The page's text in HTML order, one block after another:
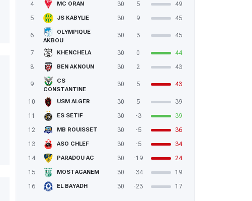
4
MC ORAN 30 5
49
5
JS KABYLIE 30 9 45
6
OLYMPIQUE
AKBOU
30 3 45
7 KHENCHELA 30 0
44
8
BEN AKNOUN 30 2 43
9
CS
CONSTANTINE
30 5 43
10 USM ALGER 30 5
39
11
ES SETIF 30 -3
39
12
MB ROUISSET 30 -5
36
13
ASO CHLEF 30 -5
34
14
PARADOU AC 30 -19
24
15
MOSTAGANEM 30 -34
19
16
EL BAYADH 30 -23 17